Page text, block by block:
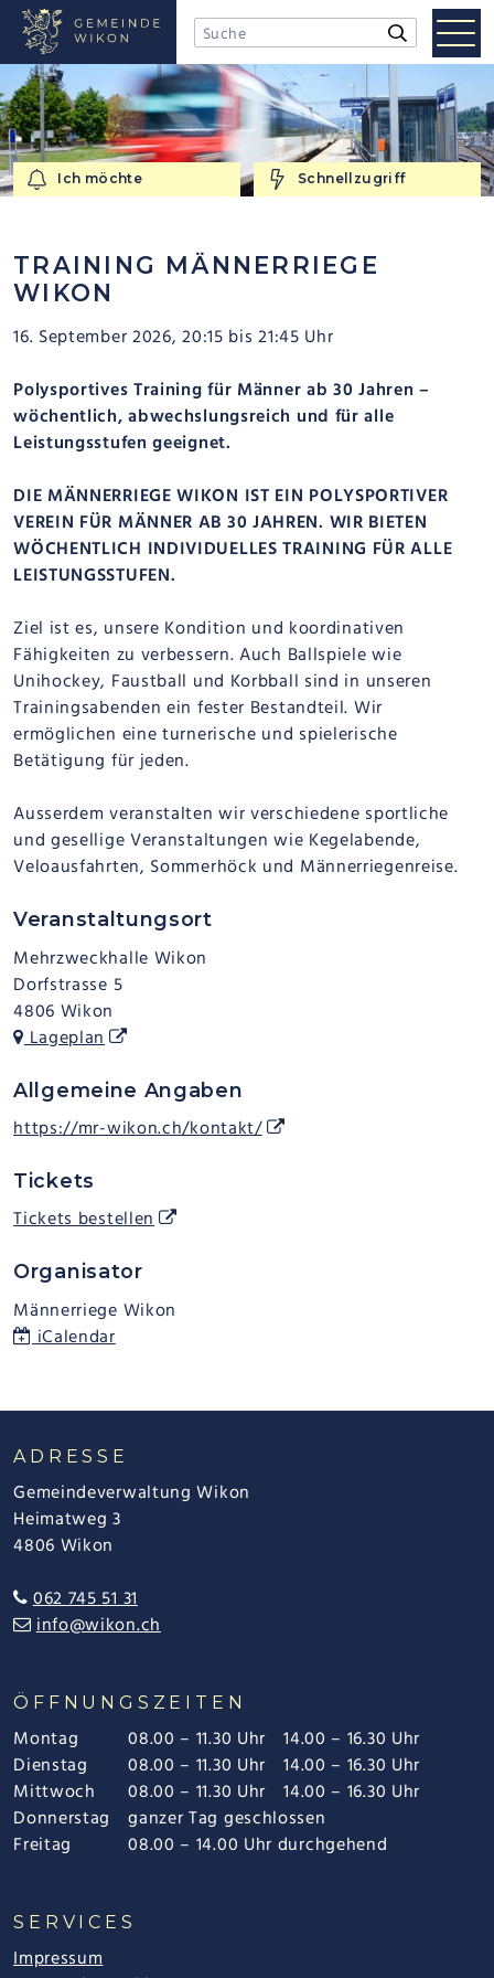
NAVIGIEREN IN WIKON
Schnellnavigation
Suchbegriff Suche starten
Ich möchte
Ich möchte Schnellzugriff
Schnellzugriff
TRAINING MÄNNERRIEGE
WIKON
16. September 2026, 20:15 bis 21:45 Uhr
Polysportives Training für Männer ab 30 Jahren –
wöchentlich, abwechslungsreich und für alle
Leistungsstufen geeignet.
DIE MÄNNERRIEGE WIKON IST EIN POLYSPORTIVER
VEREIN FÜR MÄNNER AB 30 JAHREN. WIR BIETEN
WÖCHENTLICH INDIVIDUELLES TRAINING FÜR ALLE
LEISTUNGSSTUFEN.
Ziel ist es, unsere Kondition und koordinativen
Fähigkeiten zu verbessern. Auch Ballspiele wie
Unihockey, Faustball und Korbball sind in unseren
Trainingsabenden ein fester Bestandteil. Wir
ermöglichen eine turnerische und spielerische
Betätigung für jeden.
Ausserdem veranstalten wir verschiedene sportliche
und gesellige Veranstaltungen wie Kegelabende,
Veloausfahrten, Sommerhöck und Männerriegenreise.
Veranstaltungsort
Mehrzweckhalle Wikon
Dorfstrasse 5
4806 Wikon
Lageplan
Allgemeine Angaben
https://mr-wikon.ch/kontakt/
Tickets
Tickets bestellen
Organisator
Männerriege Wikon
iCalendar
FOOTER
ADRESSE
Gemeindeverwaltung Wikon
Heimatweg 3
4806 Wikon
062 745 51 31
info@wikon.ch
ÖFFNUNGSZEITEN
Montag 08.00 – 11.30 Uhr
14.00 – 16.30 Uhr
Dienstag
08.00 – 11.30 Uhr
14.00 – 16.30 Uhr
Mittwoch
08.00 – 11.30 Uhr
14.00 – 16.30 Uhr
Donnerstag
ganzer Tag geschlossen
Freitag
08.00 – 14.00 Uhr durchgehend
SERVICES
Impressum